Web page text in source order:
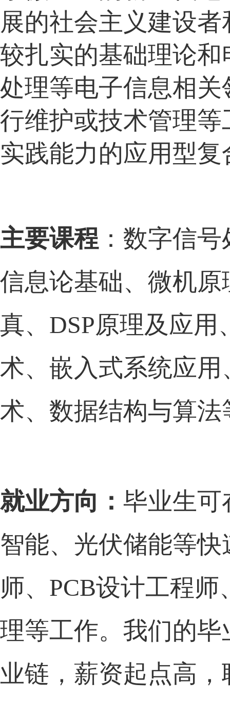
展的社会主义建设
较扎实的基础理论
处理等电子信息相
行维护或技术管理
实践能力的应用型
主要课程 ： 数字信号
信息论基础、微机
真、DSP原理及应
术、嵌入式系统应
术、数据结构与算法
就业方向： 毕业生可
智能、光伏储能等
师、 PCB设计工程
理等工作。我们的
业链，薪资起点高